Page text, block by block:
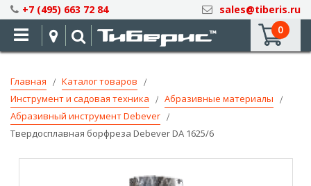
Skip
to
Content
+7 (495) 663 72 84
sales@tiberis.ru
0
Главная
Каталог товаров
Инструмент и садовая техника
Абразивные материалы
Абразивный инструмент Debever
Твердосплавная борфреза Debever DA 1625/6